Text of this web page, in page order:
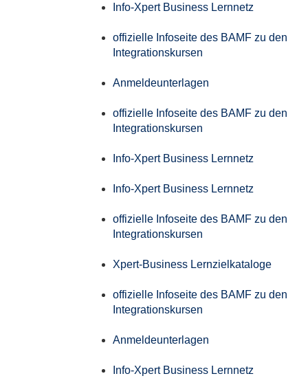
Info-Xpert Business Lernnetz
offizielle Infoseite des BAMF zu den
Integrationskursen
Anmeldeunterlagen
offizielle Infoseite des BAMF zu den
Integrationskursen
Info-Xpert Business Lernnetz
Info-Xpert Business Lernnetz
offizielle Infoseite des BAMF zu den
Integrationskursen
Xpert-Business Lernzielkataloge
offizielle Infoseite des BAMF zu den
Integrationskursen
Anmeldeunterlagen
Info-Xpert Business Lernnetz